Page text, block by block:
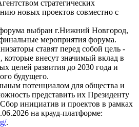
стратегических
новых проектов совместно с
выбран г.Нижний Новгород,
мероприятия форума.
ставят перед собой цель -
которые внесут значимый вклад в
целей развития до 2030 года и
будущего.
потенциалом для общества и
представить их Президенту
инициатив и проектов в рамках
на крауд-платформе:
.